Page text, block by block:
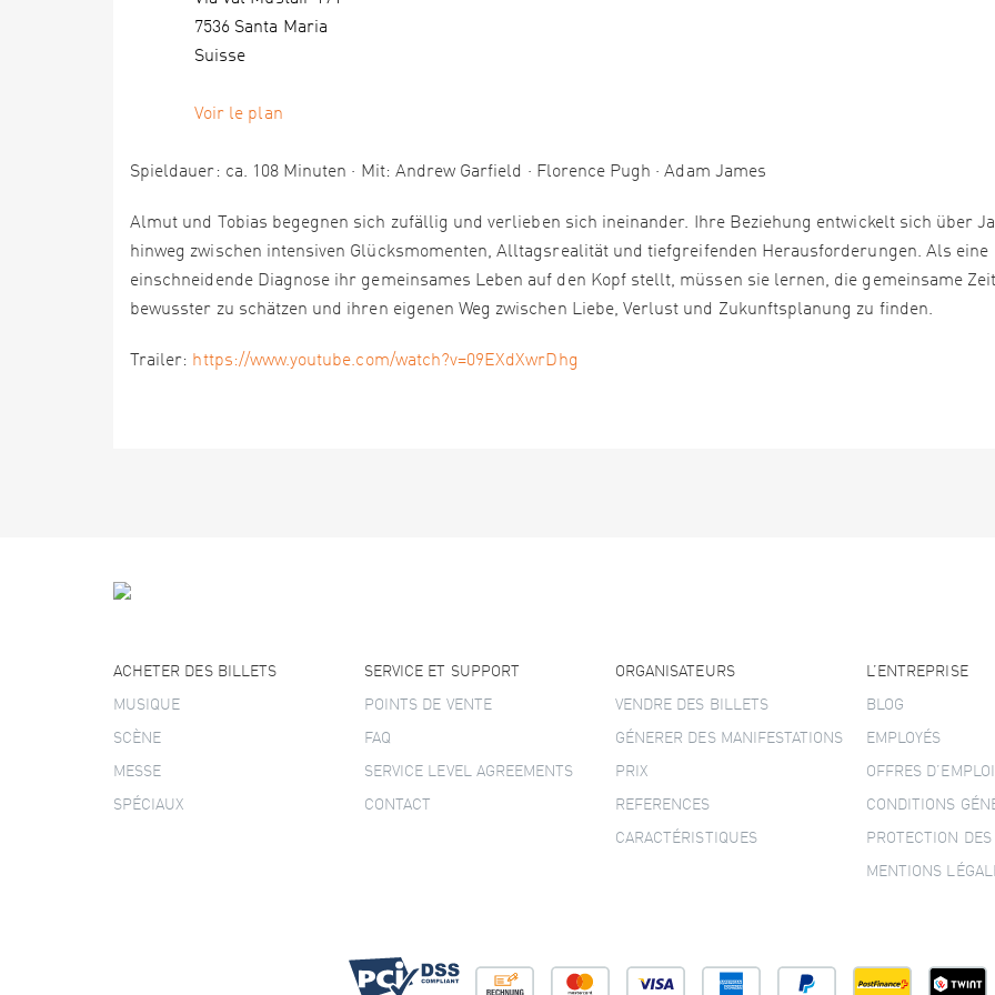
7536 Santa Maria
Suisse
Voir le plan
Spieldauer: ca. 108 Minuten · Mit: Andrew Garfield · Florence Pugh · Adam James
Almut und Tobias begegnen sich zufällig und verlieben sich ineinander. Ihre Beziehung entwickelt sich über
hinweg zwischen intensiven Glücksmomenten, Alltagsrealität und tiefgreifenden Herausforderungen. Als eine
einschneidende Diagnose ihr gemeinsames Leben auf den Kopf stellt, müssen sie lernen, die gemeinsame Zeit
bewusster zu schätzen und ihren eigenen Weg zwischen Liebe, Verlust und Zukunftsplanung zu finden.
Trailer: https://www.youtube.com/watch?v=09EXdXwrDhg
ACHETER DES BILLETS
MUSIQUE
SCÈNE
MESSE
SPÉCIAUX
SERVICE ET SUPPORT
POINTS DE VENTE
FAQ
SERVICE LEVEL AGREEMENTS
CONTACT
ORGANISATEURS
VENDRE DES BILLETS
GÉNERER DES MANIFESTATIONS
PRIX
REFERENCES
CARACTÉRISTIQUES
L’ENTREPRISE
BLOG
EMPLOYÉS
OFFRES D’EMPLOI
CONDITIONS
PROTECTION
MENTIONS